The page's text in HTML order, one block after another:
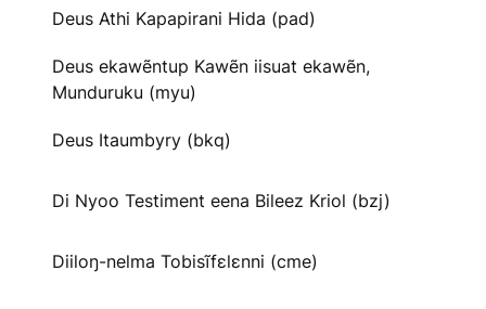
Deus Athi Kapapirani Hida (pad)
Deus ekawẽntup Kawẽn iisuat ekawẽn,
Munduruku (myu)
Deus Itaumbyry (bkq)
Di Nyoo Testiment eena Bileez Kriol (bzj)
Diiloŋ-nelma Tobisĩfɛlɛnni (cme)